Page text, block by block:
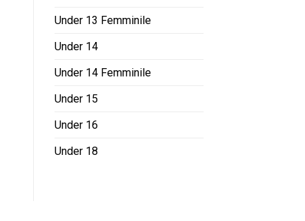
Under 13 Femminile
Under 14
Under 14 Femminile
Under 15
Under 16
Under 18